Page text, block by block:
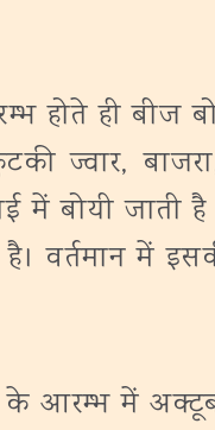
होते ही
जाती है
में
आरम्भ में